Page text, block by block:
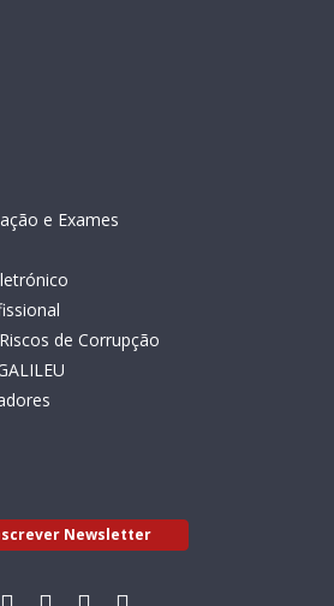
e Exames
de Corrupção
Newsletter